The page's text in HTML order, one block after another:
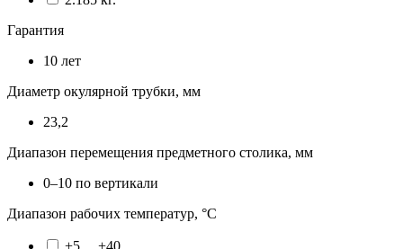
Гарантия
10 лет
Диаметр окулярной трубки, мм
23,2
Диапазон перемещения предметного столика, мм
0–10 по вертикали
Диапазон рабочих температур, °С